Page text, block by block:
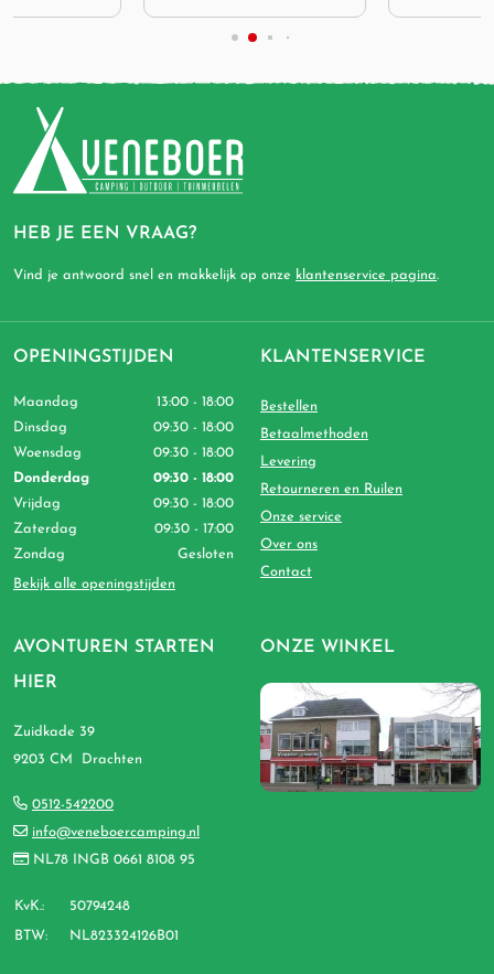
HEB JE EEN VRAAG?
Vind je antwoord snel en makkelijk op onze klantenservice pagina.
AVONTUREN STARTEN
HIER
Zuidkade 39
9203 CM Drachten
0512-542200
info@veneboercamping.nl
NL78 INGB 0661 8108 95
KvK.: 50794248
BTW: NL823324126B01
OPENINGSTIJDEN
Maandag
13:00 - 18:00
Dinsdag
09:30 - 18:00
Woensdag
09:30 - 18:00
Donderdag
09:30 - 18:00
Vrijdag
09:30 - 18:00
Zaterdag
09:30 - 17:00
Zondag
Gesloten
Bekijk alle openingstijden
KLANTENSERVICE
Bestellen
Betaalmethoden
Levering
Retourneren en Ruilen
Onze service
Over ons
Contact
ONZE WINKEL